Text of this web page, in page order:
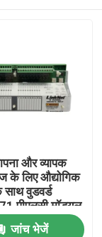
और व्यापक
के लिए औद्योगिक
साथ वुडवर्ड
पीएलसी मॉड्यूल
जांच भेजें